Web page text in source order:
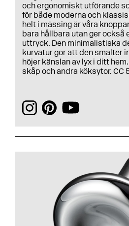
och ergonomiskt utförande
för både moderna och
helt i mässing är våra
bara hållbara utan ger också
uttryck. Den minimalistiska
kurvatur gör att den smälter
höjer känslan av lyx i ditt
skåp och andra köksytor. CC